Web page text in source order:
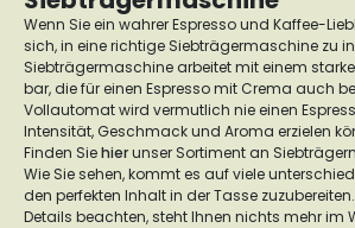
Wenn Sie ein wahrer Espresso und Kaffee-
sich, in eine richtige Siebträgermaschine zu
Siebträgermaschine arbeitet mit einem
bar, die für einen Espresso mit Crema auch
Vollautomat wird vermutlich nie einen
Intensität, Geschmack und Aroma erzielen
Finden Siehierunser Sortiment an
Wie Sie sehen, kommt es auf viele
den perfekten Inhalt in der Tasse
Details beachten, steht Ihnen nichts mehr im